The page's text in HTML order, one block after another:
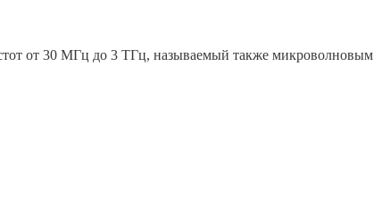
от 30 МГц до 3 ТГц, называемый также микроволновым